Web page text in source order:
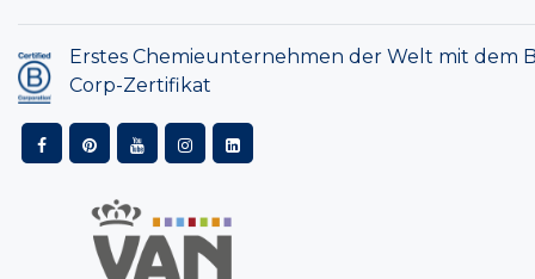
Erstes Chemieunternehmen der Welt mit dem
Corp-Zertifikat